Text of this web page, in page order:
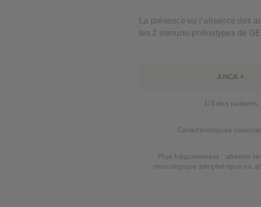
La présence ou l’absence des
les 2 immuno-phénotypes de
ANCA +
1/3 des patients
Caractéristiques
Plus fréquemment : atteinte
neurologique périphérique ou